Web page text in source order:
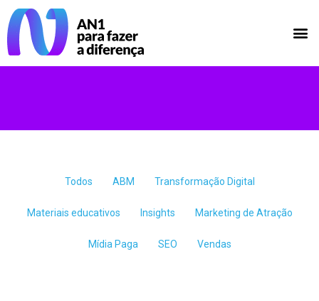
Todos ABM Transformação Digital
Materiais educativos Insights Marketing de Atração
Mídia Paga SEO Vendas